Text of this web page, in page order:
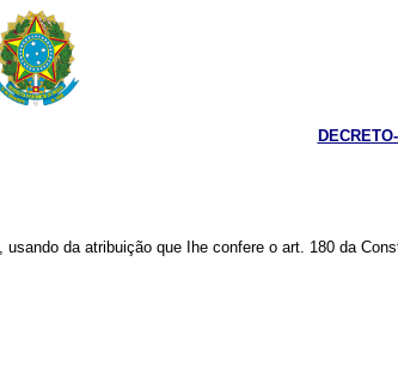
, usando da atribuição que Ihe confere o art. 180 da